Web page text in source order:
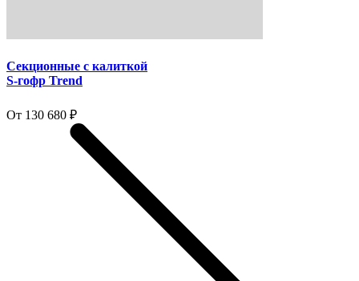
Секционные с калиткой
S-гофр Trend
От 130 680 ₽